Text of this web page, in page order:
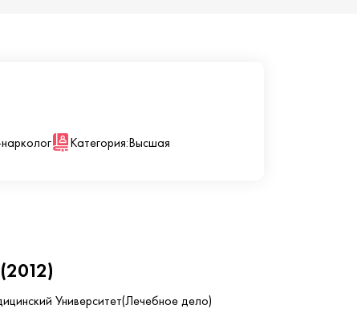
Категория:Высшая
Университет(Лечебное дело)